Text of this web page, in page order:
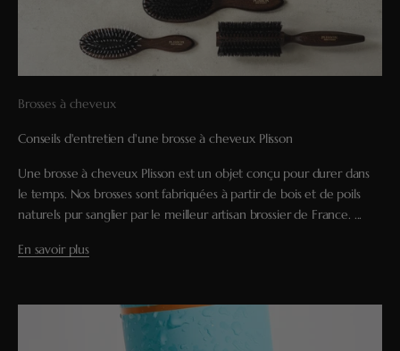
Brosses à cheveux
Conseils d'entretien d'une brosse à cheveux Plisson
Une brosse à cheveux Plisson est un objet conçu pour durer dans
le temps. Nos brosses sont fabriquées à partir de bois et de poils
naturels pur sanglier par le meilleur artisan brossier de France. ...
En savoir plus